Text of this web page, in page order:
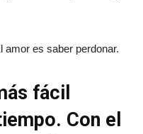
amor es saber perdonar.
fácil
Con el